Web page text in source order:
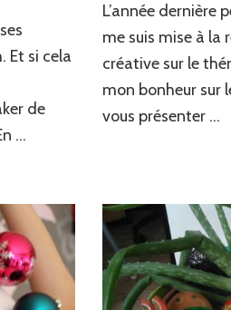
Et si cela
de
…
L’année dernière
me suis mise à la
créative sur le
mon bonheur sur
vous présenter …